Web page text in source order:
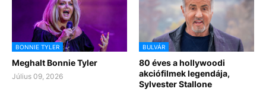
BONNIE TYLER
Meghalt Bonnie Tyler
Július 09, 2026
BULVÁR
80 éves a hollywoodi
akciófilmek legendája,
Sylvester Stallone